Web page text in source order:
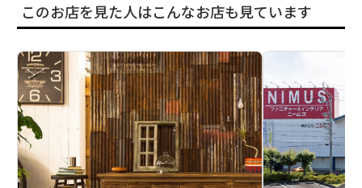
このお店を見た人はこんなお店も見ています